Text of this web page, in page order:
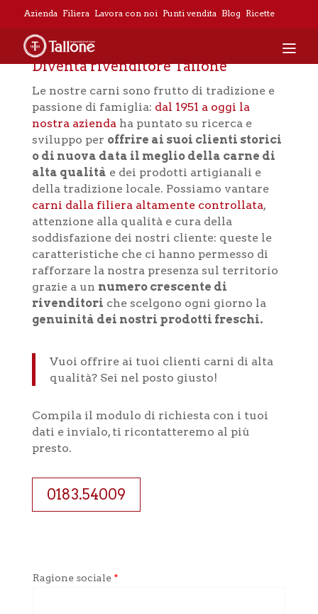
Azienda Filiera Lavora con noi Punti vendita Blog Ricette
Diventa rivenditore Tallone
Le nostre carni sono frutto di tradizione e
passione di famiglia: dal 1951 a oggi la
nostra aziendaha puntato su ricerca e
sviluppo per offrire ai suoi clienti storici
o di nuova data il meglio della carne di
alta qualità e dei prodotti artigianali e
della tradizione locale. Possiamo vantare
carni dalla filiera altamente controllata,
attenzione alla qualità e cura della
soddisfazione dei nostri cliente: queste le
caratteristiche che ci hanno permesso di
rafforzare la nostra presenza sul territorio
grazie a un numero crescente di
rivenditori che scelgono ogni giorno la
genuinità dei nostri prodotti freschi.
Vuoi offrire ai tuoi clienti carni di alta
qualità? Sei nel posto giusto!
Compila il modulo di richiesta con i tuoi
dati e invialo, ti ricontatteremo al più
presto.
0183.54009
Ragione sociale *